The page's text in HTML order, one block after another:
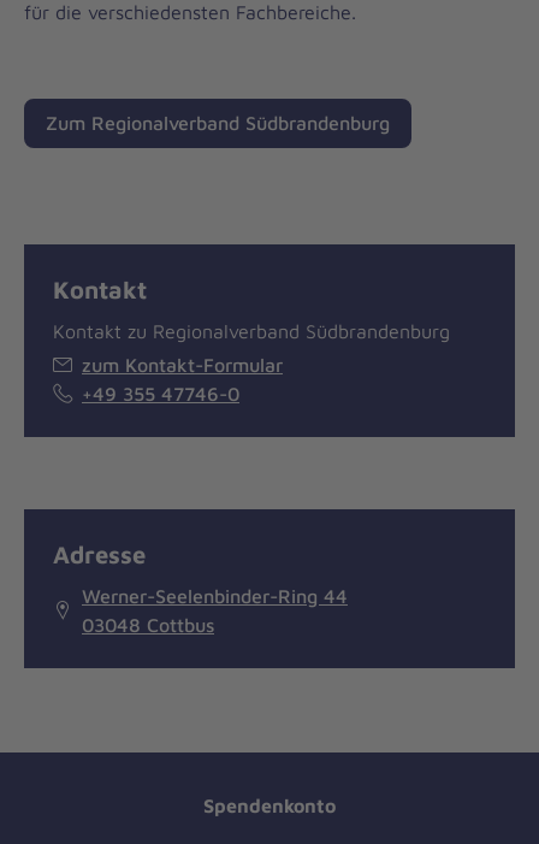
für die verschiedensten Fachbereiche.
Zum Regionalverband Südbrandenburg
Kontakt
Kontakt zu Regionalverband Südbrandenburg
zum Kontakt-Formular
+49 355 47746-0
Adresse
Werner-Seelenbinder-Ring 44
03048 Cottbus
Spendenkonto